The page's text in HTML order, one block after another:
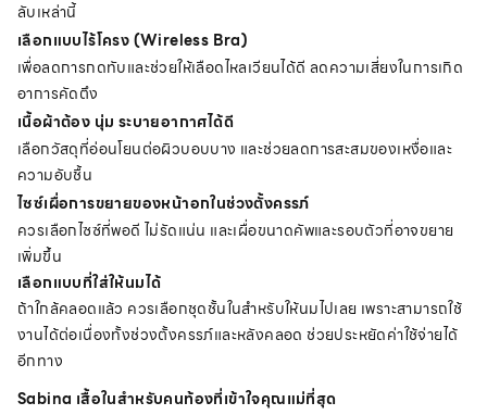
ลับเหล่านี้
เลือกแบบไร้โครง (Wireless Bra)
เพื่อลดการกดทับและช่วยให้เลือดไหลเวียนได้ดี ลดความเสี่ยงในการเกิด
อาการคัดตึง
เนื้อผ้าต้อง นุ่ม ระบายอากาศได้ดี
เลือกวัสดุที่อ่อนโยนต่อผิวบอบบาง และช่วยลดการสะสมของเหงื่อและ
ความอับชื้น
ไซซ์เผื่อการขยายของหน้าอกในช่วงตั้งครรภ์
ควรเลือกไซซ์ที่พอดี ไม่รัดแน่น และเผื่อขนาดคัพและรอบตัวที่อาจขยาย
เพิ่มขึ้น
เลือกแบบที่ใส่ให้นมได้
ถ้าใกล้คลอดแล้ว ควรเลือกชุดชั้นในสำหรับให้นมไปเลย เพราะสามารถใช้
งานได้ต่อเนื่องทั้งช่วงตั้งครรภ์และหลังคลอด ช่วยประหยัดค่าใช้จ่ายได้
อีกทาง
Sabina เสื้อในสำหรับคนท้องที่เข้าใจคุณแม่ที่สุด